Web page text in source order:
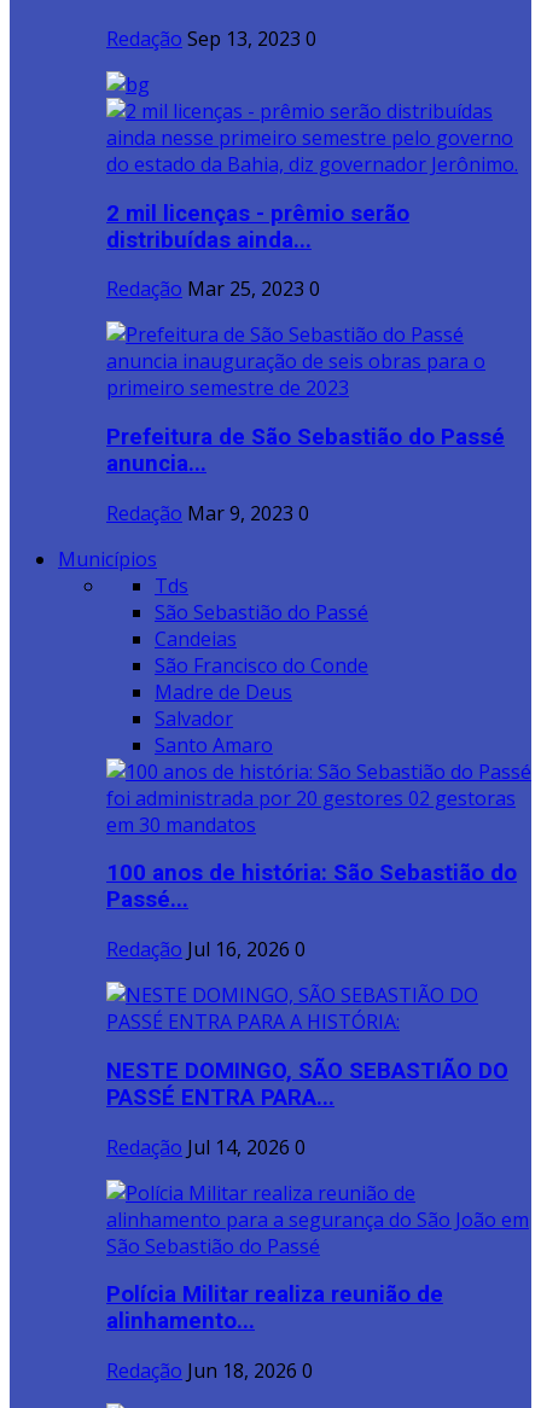
Redação Sep 13, 2023 0
2 mil licenças - prêmio serão
distribuídas ainda...
Redação Mar 25, 2023 0
Prefeitura de São Sebastião do Passé
anuncia...
Redação Mar 9, 2023 0
Municípios
Tds
São Sebastião do Passé
Candeias
São Francisco do Conde
Madre de Deus
Salvador
Santo Amaro
100 anos de história: São Sebastião do
Passé...
Redação Jul 16, 2026 0
NESTE DOMINGO, SÃO SEBASTIÃO DO
PASSÉ ENTRA PARA...
Redação Jul 14, 2026 0
Polícia Militar realiza reunião de
alinhamento...
Redação Jun 18, 2026 0